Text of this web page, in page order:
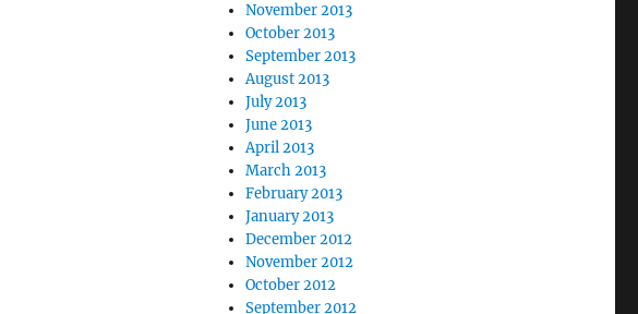
November 2013
October 2013
September 2013
August 2013
July 2013
June 2013
April 2013
March 2013
February 2013
January 2013
December 2012
November 2012
October 2012
September 2012